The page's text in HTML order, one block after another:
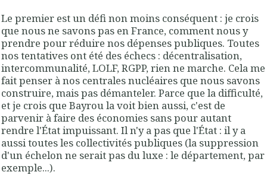
Le premier est un défi non moins conséquent : je crois
que nous ne savons pas en France, comment nous y
prendre pour réduire nos dépenses publiques. Toutes
nos tentatives ont été des échecs : décentralisation,
intercommunalité, LOLF, RGPP, rien ne marche. Cela me
fait penser à nos centrales nucléaires que nous savons
construire, mais pas démanteler. Parce que la difficulté,
et je crois que Bayrou la voit bien aussi, c'est de
parvenir à faire des économies sans pour autant
rendre l'État impuissant. Il n'y a pas que l'État : il y a
aussi toutes les collectivités publiques (la suppression
d'un échelon ne serait pas du luxe : le département, par
exemple...).